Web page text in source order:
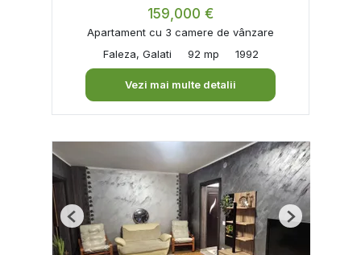
159,000 €
Apartament cu 3 camere de vânzare
Faleza, Galati
92 mp 1992
Vezi mai multe detalii
Previous Next